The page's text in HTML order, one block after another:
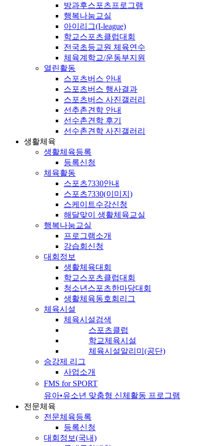
방과후스포츠프로그램
행복나눔교실
아이리그(I-league)
학교스포츠클럽대회
전국초등교원 체육연수
체육계학교/운동부지원
열린활동
스포츠버스 안내
스포츠버스 행사결과
스포츠버스 사진갤러리
선추촌견학 안내
선수촌견학 후기
선수촌견학 사진갤러리
생활체육
생활체육등록
등록신청
체육활동
스포츠7330안내
스포츠7330(이미지)
스케이트수강신청
해달맞이 생활체육교실
행복나눔교실
프로그램소개
강습회신청
대회정보
생활체육대회
학교스포츠클럽대회
청소년스포츠한마당대회
생활체육동호회리그
체육시설
체육시설검색
스포츠클럽
학교체육시설
체육시설알리미(공단)
승강제 리그
사업소개
FMS for SPORT
유아•유소년 맞춤형 신체활동 프로그램
전문체육
전문체육등록
등록신청
대회정보(국내)